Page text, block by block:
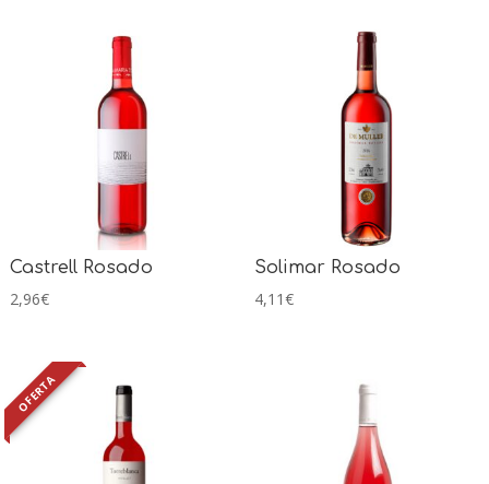
Castrell Rosado
2,96€
Solimar Rosado
4,11€
OFERTA